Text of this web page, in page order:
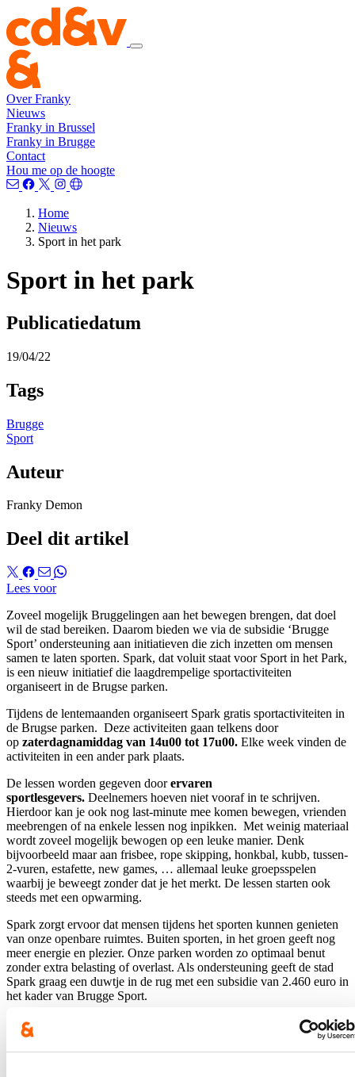
Over Franky
Nieuws
Franky in Brussel
Franky in Brugge
Contact
Hou me op de hoogte
Home
Nieuws
Sport in het park
Sport in het park
Publicatiedatum
19/04/22
Tags
Brugge
Sport
Auteur
Franky Demon
Deel dit artikel
Lees voor
Zoveel mogelijk Bruggelingen aan het bewegen brengen, dat doel
wil de stad bereiken. Daarom bieden we via de subsidie ‘Brugge
Sport’ ondersteuning aan initiatieven die zich inzetten om mensen
samen te laten sporten. Spark, dat voluit staat voor Sport in het Park,
is een nieuw initiatief die laagdrempelige sportactiviteiten
organiseert in de Brugse parken.
Tijdens de lentemaanden organiseert Spark gratis sportactiviteiten in
de Brugse parken. Deze activiteiten gaan telkens door
op zaterdagnamiddag van 14u00 tot 17u00. Elke week vinden de
activiteiten in een ander park plaats.
De lessen worden gegeven door ervaren
sportlesgevers. Deelnemers hoeven niet vooraf in te schrijven.
Hierdoor kan je ook nog last-minute mee komen bewegen, vrienden
meebrengen of na enkele lessen nog inpikken. Met weinig materiaal
wordt zoveel mogelijk bewogen op een leuke manier. Denk
bijvoorbeeld maar aan frisbee, rope skipping, honkbal, kubb, tussen-
2-vuren, estafette, new games, … allemaal leuke groepsspelen
waarbij je beweegt zonder dat je het merkt. De lessen starten ook
steeds met een opwarming.
Spark zorgt ervoor dat mensen tijdens het sporten kunnen genieten
van onze openbare ruimtes. Buiten sporten, in het groen geeft nog
meer energie en plezier. Onze parken worden zo optimaal benut
zonder extra belasting of overlast. Als ondersteuning geeft de stad
Spark graag een duwtje in de rug met een subsidie van 2.460 euro in
het kader van Brugge Sport.
De voorlopige planning van Spark ziet er als volgt uit: